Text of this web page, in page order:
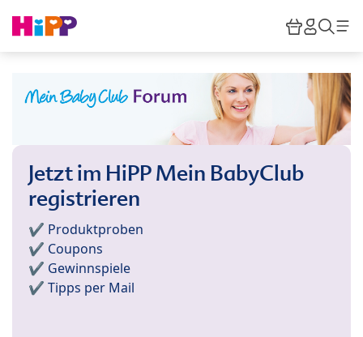
HiPP
Jetzt im HiPP Mein BabyClub
registrieren
✔️ Produktproben
✔️ Coupons
✔️ Gewinnspiele
✔️ Tipps per Mail